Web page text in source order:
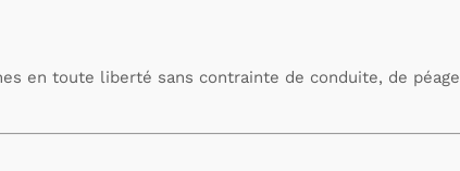
en toute liberté sans contrainte de conduite, de péage